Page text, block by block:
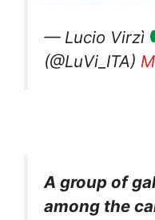
— Lucio Virzì
(@LuVi_ITA)
A group of
among the